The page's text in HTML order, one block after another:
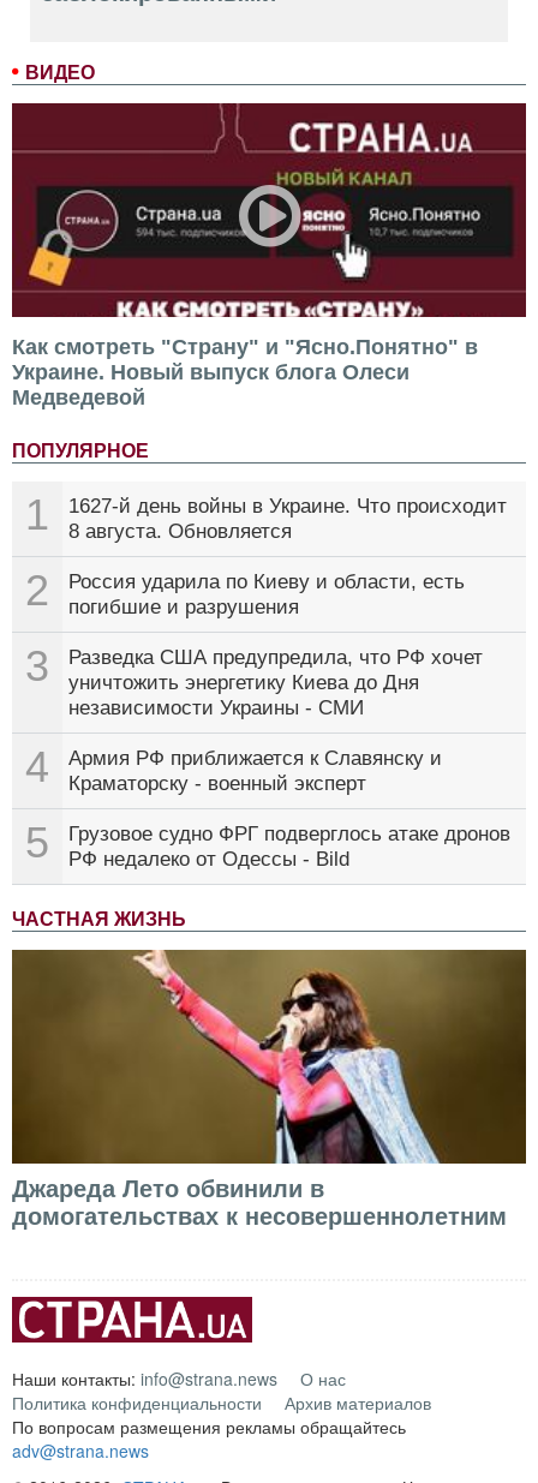
ВИДЕО
Как смотреть "Страну" и "Ясно.Понятно" в
Украине. Новый выпуск блога Олеси
Медведевой
ПОПУЛЯРНОЕ
1
1627-й день войны в Украине. Что происходит
8 августа. Обновляется
2
Россия ударила по Киеву и области, есть
погибшие и разрушения
3
Разведка США предупредила, что РФ хочет
уничтожить энергетику Киева до Дня
независимости Украины - СМИ
4
Армия РФ приближается к Славянску и
Краматорску - военный эксперт
5
Грузовое судно ФРГ подверглось атаке дронов
РФ недалеко от Одессы - Bild
ЧАСТНАЯ ЖИЗНЬ
Джареда Лето обвинили в
домогательствах к несовершеннолетним
Наши контакты: info@strana.news
О нас
Политика конфиденциальности
Архив материалов
По вопросам размещения рекламы обращайтесь
adv@strana.news